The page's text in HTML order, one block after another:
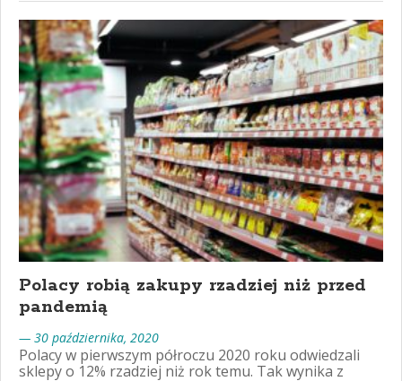
Polacy robią zakupy rzadziej niż przed
pandemią
— 30 października, 2020
Polacy w pierwszym półroczu 2020 roku odwiedzali
sklepy o 12% rzadziej niż rok temu. Tak wynika z